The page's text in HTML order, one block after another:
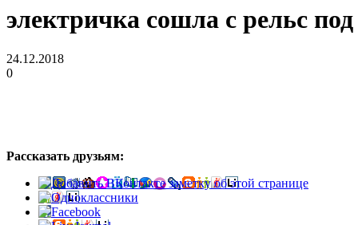
электричка сошла с рельс
24.12.2018
0
Рассказать друзьям: